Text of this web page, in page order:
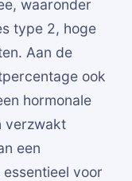
waaronder
type 2, hoge
Aan de
ook
hormonale
verzwakt
een
voor